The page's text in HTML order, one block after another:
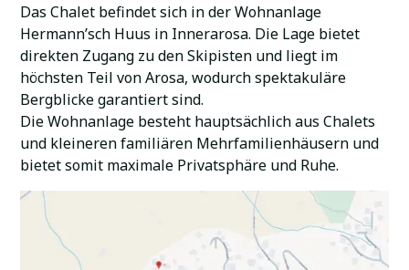
Das Chalet befindet sich in der Wohnanlage
Hermann’sch Huus in Innerarosa. Die Lage bietet
direkten Zugang zu den Skipisten und liegt im
höchsten Teil von Arosa, wodurch spektakuläre
Bergblicke garantiert sind.
Die Wohnanlage besteht hauptsächlich aus Chalets
und kleineren familiären Mehrfamilienhäusern und
bietet somit maximale Privatsphäre und Ruhe.